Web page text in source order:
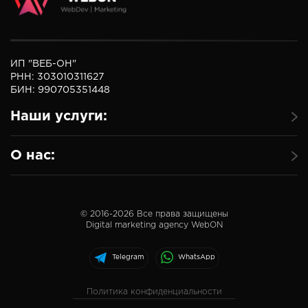
ИП "ВЕБ-ОН"
РНН: 303010311627
БИН: 990705351448
Наши услуги:
О нас:
© 2016-2026 Все права защищены
Digital marketing agency WebON
Telegram WhatsApp
Политика конфиденциальности